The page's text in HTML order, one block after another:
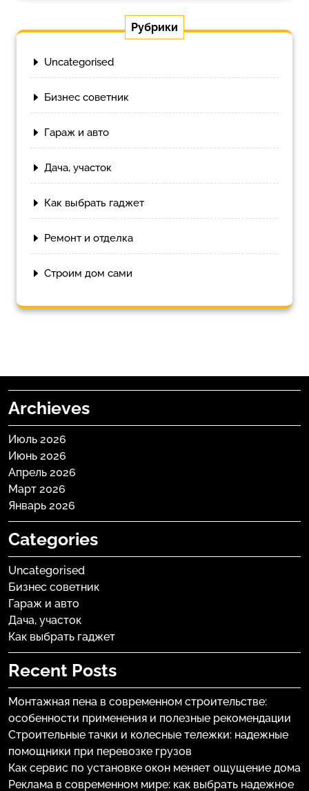
Рубрики
Uncategorised
Бизнес советник
Гараж и авто
Дача, участок
Как выбрать гаджет
Ремонт и отделка
Строим дом сами
Archieves
Июль 2026
Июнь 2026
Апрель 2026
Март 2026
Январь 2026
Categories
Uncategorised
Бизнес советник
Гараж и авто
Дача, участок
Как выбрать гаджет
Recent Posts
Монтажная пена в современном строительстве:
особенности применения и полезные рекомендации
Строительные тачки и колесные тележки: надежные
помощники при перевозке грузов
Как сервис по установке окон меняет ощущение дома
Реклама в современном мире: как выбрать надежное